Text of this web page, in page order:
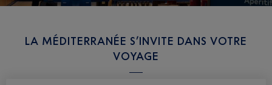
LA MÉDITERRANÉE S’INVITE DANS VOTRE
VOYAGE